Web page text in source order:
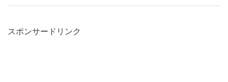
スポンサードリンク